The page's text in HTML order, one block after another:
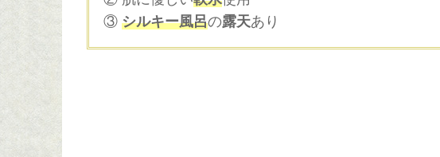
③ シルキー風呂の露天あり